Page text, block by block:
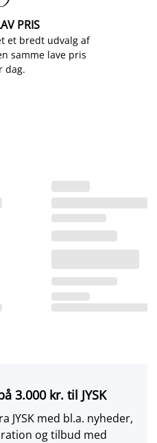
PRIS
et bredt udvalg af
samme lave pris
dag.
3.000 kr. til JYSK
JYSK med bl.a. nyheder,
og tilbud med